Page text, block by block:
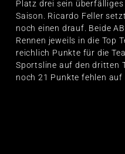
Platz drei sein
Saison. Ricardo Feller
noch einen drauf. Beide
Rennen jeweils in die Top
reichlich Punkte für die
Sportsline auf den dritten
noch 21 Punkte fehlen auf